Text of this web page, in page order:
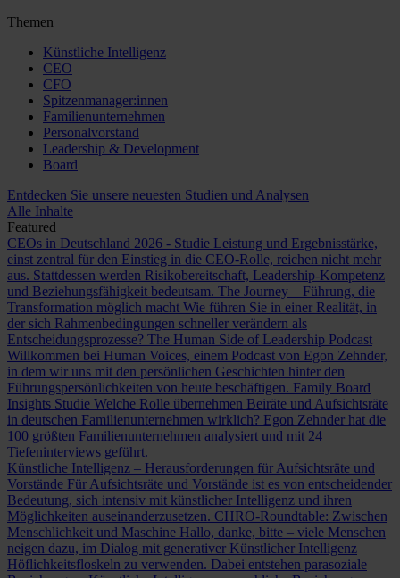
Themen
Künstliche Intelligenz
CEO
CFO
Spitzenmanager:innen
Familienunternehmen
Personalvorstand
Leadership & Development
Board
Entdecken Sie unsere neuesten Studien und Analysen
Alle Inhalte
Featured
CEOs in Deutschland 2026 - Studie Leistung und Ergebnisstärke,
einst zentral für den Einstieg in die CEO-Rolle, reichen nicht mehr
aus. Stattdessen werden Risikobereitschaft, Leadership-Kompetenz
und Beziehungsfähigkeit bedeutsam. The Journey – Führung, die
Transformation möglich macht Wie führen Sie in einer Realität, in
der sich Rahmenbedingungen schneller verändern als
Entscheidungsprozesse? The Human Side of Leadership Podcast
Willkommen bei Human Voices, einem Podcast von Egon Zehnder,
in dem wir uns mit den persönlichen Geschichten hinter den
Führungspersönlichkeiten von heute beschäftigen. Family Board
Insights Studie Welche Rolle übernehmen Beiräte und Aufsichtsräte
in deutschen Familienunternehmen wirklich? Egon Zehnder hat die
100 größten Familienunternehmen analysiert und mit 24
Tiefeninterviews geführt.
Künstliche Intelligenz – Herausforderungen für Aufsichtsräte und
Vorstände Für Aufsichtsräte und Vorstände ist es von entscheidender
Bedeutung, sich intensiv mit künstlicher Intelligenz und ihren
Möglichkeiten auseinanderzusetzen. CHRO-Roundtable: Zwischen
Menschlichkeit und Maschine Hallo, danke, bitte – viele Menschen
neigen dazu, im Dialog mit generativer Künstlicher Intelligenz
Höflichkeitsfloskeln zu verwenden. Dabei entstehen parasoziale